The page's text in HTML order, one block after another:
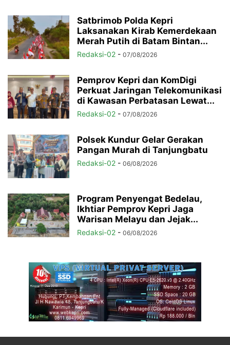
Satbrimob Polda Kepri
Laksanakan Kirab Kemerdekaan
Merah Putih di Batam Bintan...
Redaksi-02 - 07/08/2026
Pemprov Kepri dan KomDigi
Perkuat Jaringan Telekomunikasi
di Kawasan Perbatasan Lewat...
Redaksi-02 - 07/08/2026
Polsek Kundur Gelar Gerakan
Pangan Murah di Tanjungbatu
Redaksi-02 - 06/08/2026
Program Penyengat Bedelau,
Ikhtiar Pemprov Kepri Jaga
Warisan Melayu dan Jejak...
Redaksi-02 - 06/08/2026